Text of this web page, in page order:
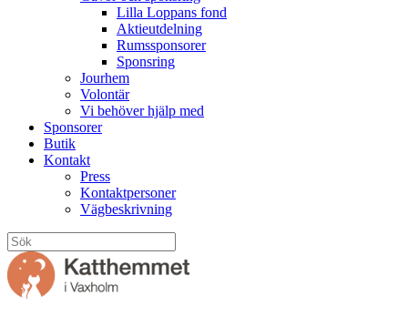
Lilla Loppans fond
Aktieutdelning
Rumssponsorer
Sponsring
Jourhem
Volontär
Vi behöver hjälp med
Sponsorer
Butik
Kontakt
Press
Kontaktpersoner
Vägbeskrivning